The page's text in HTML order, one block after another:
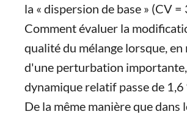
la « dispersion de base » (CV =
Comment évaluer la
qualité du mélange lorsque, en
d'une perturbation
dynamique relatif passe de 1,6
De la même manière que dans